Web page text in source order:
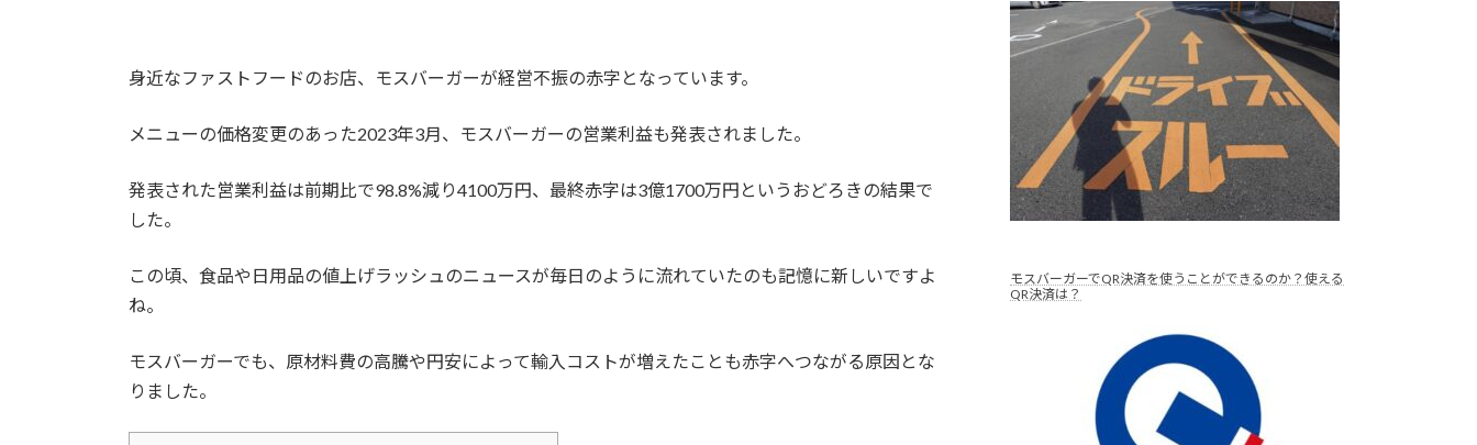
身近なファストフードのお店、モスバーガーが経営不振の赤字となっています。
メニューの価格変更のあった2023年3月、モスバーガーの営業利益も発表されました。
発表された営業利益は前期比で98.8%減り4100万円、最終赤字は3億1700万円というおどろきの結果で
した。
この頃、食品や日用品の値上げラッシュのニュースが毎日のように流れていたのも記憶に新しいですよ
ね。
モスバーガーでも、原材料費の高騰や円安によって輸入コストが増えたことも赤字へつながる原因とな
りました。
モスバーガーでQR決済を使うことができるのか？使える
QR決済は？